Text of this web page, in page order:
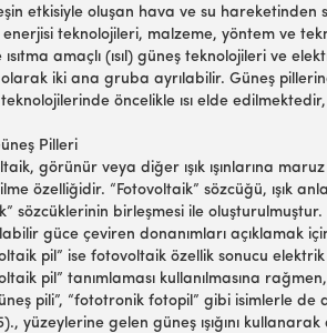
etkisiyle oluşan hava ve su hareketinden
enerjisi teknolojileri, malzeme, yöntem ve
ısıtma amaçlı (ısıl) güneş teknolojileri ve
iki ana gruba ayrılabilir. Güneş
öncelikle ısı elde
Pilleri
görünür veya diğer ışık ışınlarına
özelliğidir. “Fotovoltaik” sözcüğü, ışık
sözcüklerinin birleşmesi ile
güce çeviren donanımları açıklamak
pil” ise fotovoltaik özellik sonucu
pil” tanımlaması kullanılmasına
pili”, “fototronik fotopil” gibi isimlerle de
yüzeylerine gelen güneş ışığını